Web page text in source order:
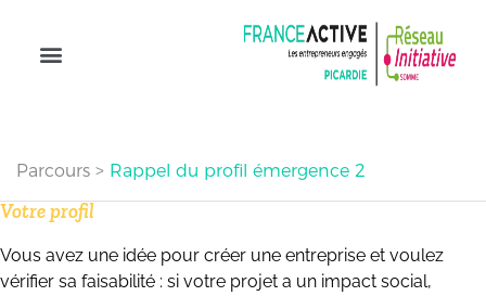
Parcours > Rappel du profil émergence 2
Votre profil
Vous avez une idée pour créer une entreprise et voulez
vérifier sa faisabilité : si votre projet a un impact social,